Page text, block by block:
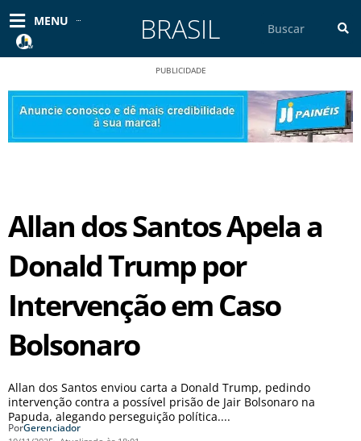
para
conteúdo
MENU BRASIL
PUBLICIDADE
Allan dos Santos Apela a
Donald Trump por
Intervenção em Caso
Bolsonaro
Allan dos Santos enviou carta a Donald Trump, pedindo
intervenção contra a possível prisão de Jair Bolsonaro na
Papuda, alegando perseguição política....
PorGerenciador